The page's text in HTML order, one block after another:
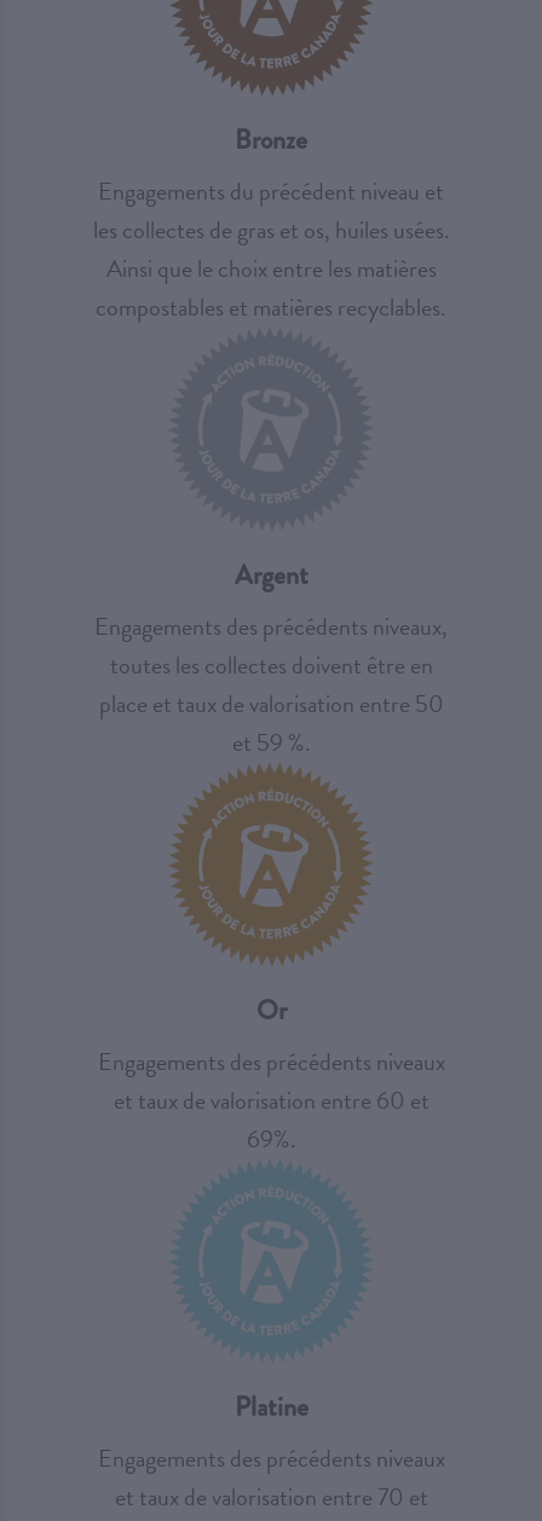
Bronze
Engagements du précédent niveau et
les collectes de gras et os, huiles usées.
Ainsi que le choix entre les matières
compostables et matières recyclables.
Argent
Engagements des précédents niveaux,
toutes les collectes doivent être en
place et taux de valorisation entre 50
et 59 %.
Or
Engagements des précédents niveaux
et taux de valorisation entre 60 et
69%.
Platine
Engagements des précédents niveaux
et taux de valorisation entre 70 et